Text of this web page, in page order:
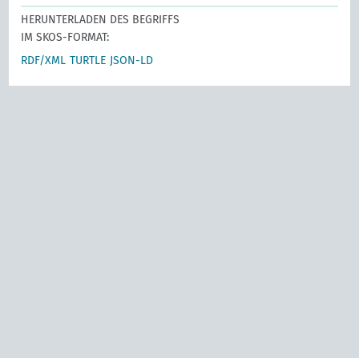
HERUNTERLADEN DES BEGRIFFS
IM SKOS-FORMAT:
RDF/XML TURTLE JSON-LD